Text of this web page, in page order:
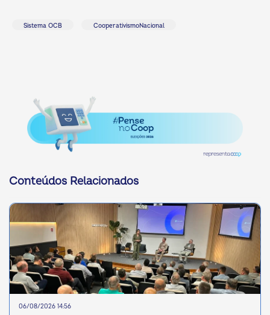
Sistema OCB CooperativismoNacional
Conteúdos Relacionados
06/08/2026 14:56